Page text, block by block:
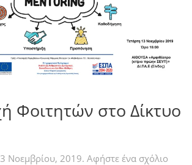
Φοιτητών στο Δίκτυο
3 Νοεμβρίου, 2019. Αφήστε ένα σχόλιο